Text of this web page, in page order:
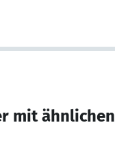
mit ähnlichen